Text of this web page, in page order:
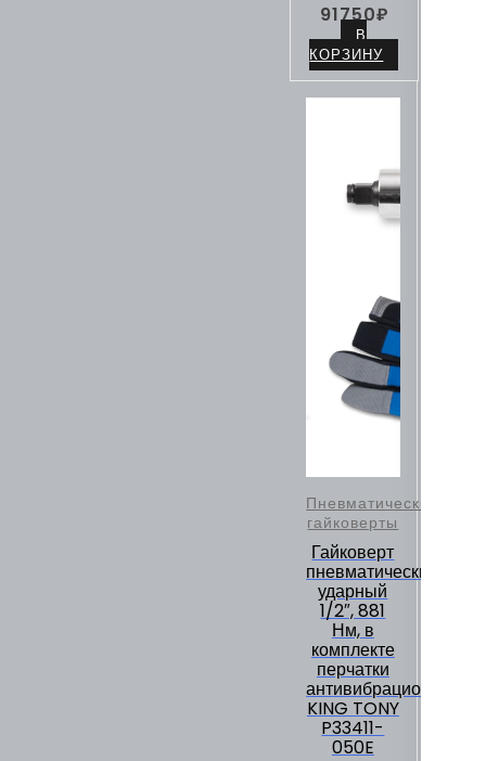
91750₽
В
КОРЗИНУ
Пневматические
гайковерты
Гайковерт
пневматический
ударный
1/2″, 881
Нм, в
комплекте
перчатки
антивибрационные
KING TONY
P33411-
050E